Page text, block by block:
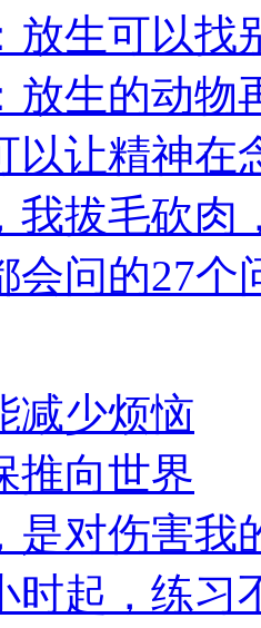
放生可以找
放生的动物
以让精神在
我拔毛砍肉
会问的27个
减少烦恼
推向世界
是对伤害我
时起，练习